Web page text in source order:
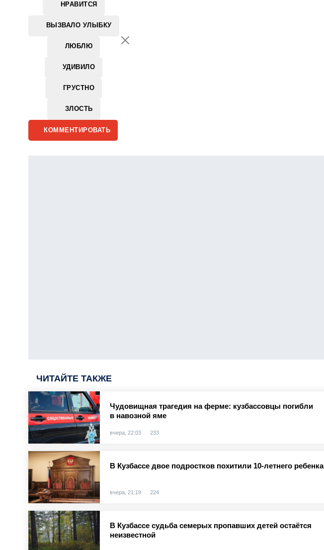
НРАВИТСЯ
ВЫЗВАЛО УЛЫБКУ
ЛЮБЛЮ
УДИВИЛО
ГРУСТНО
ЗЛОСТЬ
КОММЕНТИРОВАТЬ
ЧИТАЙТЕ ТАКЖЕ
Чудовищная трагедия на ферме: кузбассовцы погибли
в навозной яме
вчера, 22:03 233
В Кузбассе двое подростков похитили 10-летнего ребенка
вчера, 21:19 224
В Кузбассе судьба семерых пропавших детей остаётся
неизвестной